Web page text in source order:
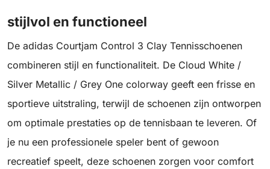
stijlvol en functioneel
De adidas Courtjam Control 3 Clay Tennisschoenen
combineren stijl en functionaliteit. De Cloud White /
Silver Metallic / Grey One colorway geeft een frisse en
sportieve uitstraling, terwijl de schoenen zijn ontworpen
om optimale prestaties op de tennisbaan te leveren. Of
je nu een professionele speler bent of gewoon
recreatief speelt, deze schoenen zorgen voor comfort